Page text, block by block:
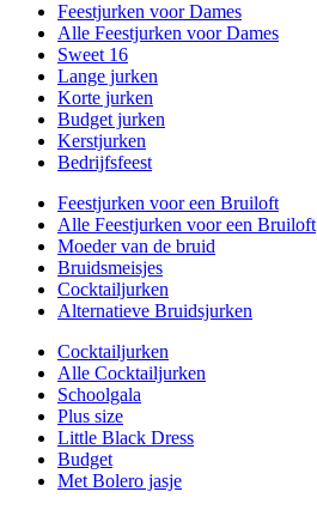
Feestjurken voor Dames
Alle Feestjurken voor Dames
Sweet 16
Lange jurken
Korte jurken
Budget jurken
Kerstjurken
Bedrijfsfeest
Feestjurken voor een Bruiloft
Alle Feestjurken voor een Bruiloft
Moeder van de bruid
Bruidsmeisjes
Cocktailjurken
Alternatieve Bruidsjurken
Cocktailjurken
Alle Cocktailjurken
Schoolgala
Plus size
Little Black Dress
Budget
Met Bolero jasje